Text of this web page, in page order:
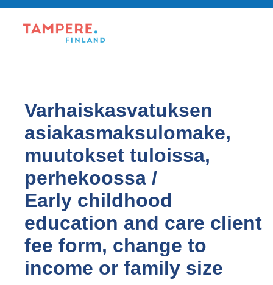
Varhaiskasvatuksen
asiakasmaksulomake,
muutokset tuloissa,
perhekoossa /
Early childhood
education and care client
fee form, change to
income or family size